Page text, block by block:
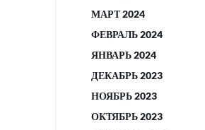
МАРТ 2024
ФЕВРАЛЬ 2024
ЯНВАРЬ 2024
ДЕКАБРЬ 2023
НОЯБРЬ 2023
ОКТЯБРЬ 2023